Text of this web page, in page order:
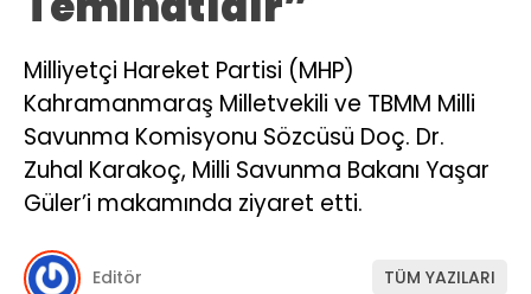
Milliyetçi Hareket Partisi (MHP)
Kahramanmaraş Milletvekili ve TBMM Milli
Savunma Komisyonu Sözcüsü Doç. Dr.
Zuhal Karakoç, Milli Savunma Bakanı Yaşar
Güler’i makamında ziyaret etti.
Editör TÜM YAZILARI